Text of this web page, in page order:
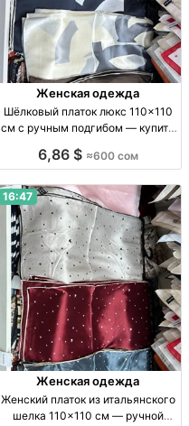
Женская одежда
Шёлковый платок люкс 110×110
см с ручным подгибом — купить
шёлк, 110×110 см, ручн. подгиб,
6,86 $ ≈600 сом
16:47
Женская одежда
Женский платок из итальянского
шелка 110×110 см — ручной